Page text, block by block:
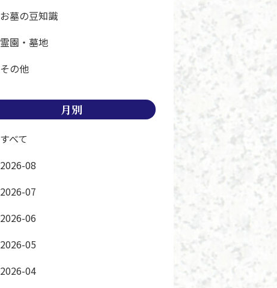
お墓の豆知識
霊園・墓地
その他
月別
すべて
2026-08
2026-07
2026-06
2026-05
2026-04